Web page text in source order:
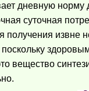
дневную норму
суточная
получения извне
вещество